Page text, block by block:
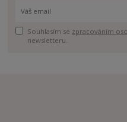
Souhlasím se zpracováním
newsletteru.